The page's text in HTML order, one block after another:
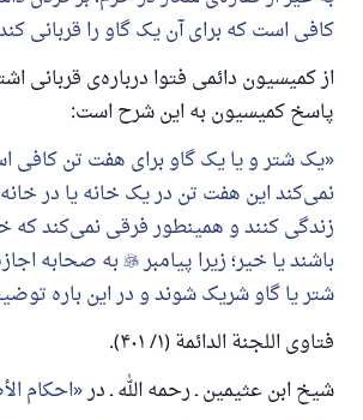
کافی است که برای آن یک گاو را قربانی
از کمیسیون دائمی فتوا درباره‌ی قربانی
پاسخ کمیسیون به این شرح است:
یک شتر و یا یک گاو برای هفت تن کافی
نمی‌کند این هفت تن در یک خانه یا در
زندگی کنند و همینطور فرقی نمی‌کند که
باشند یا خیر؛ زیرا پیامبربه صحابه
شتر یا گاو شریک شوند و در این باره
فتاوی اللجنة الدائمة (۱/ ۴۰۱).
شیخ ابن عثیمین ـ رحمه الله ـ در احکام
دهنده‌اش را خواهد داشت
همکاری